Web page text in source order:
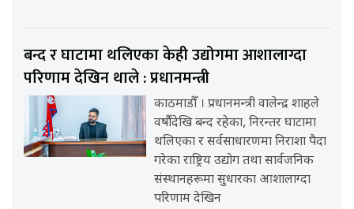
बन्द र घाटामा थलिएका केही उद्योगमा आशालाग्दा
परिणाम देखिन थाले : प्रधानमन्त्री
काठमाडौँ । प्रधानमन्त्री वालेन्द्र शाहले
वर्षौंदेखि बन्द रहेका, निरन्तर घाटामा
थलिएका र सर्वसाधारणमा निराशा पैदा
गरेका राष्ट्रिय उद्योग तथा सार्वजनिक
संस्थानहरूमा सुधारका आशालाग्दा
परिणाम देखिन